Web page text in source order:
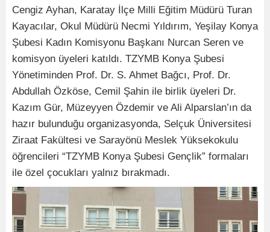
Cengiz Ayhan, Karatay İlçe Milli Eğitim Müdürü Turan
Kayacılar, Okul Müdürü Necmi Yıldırım, Yeşilay Konya
Şubesi Kadın Komisyonu Başkanı Nurcan Seren ve
komisyon üyeleri katıldı. TZYMB Konya Şubesi
Yönetiminden Prof. Dr. S. Ahmet Bağcı, Prof. Dr.
Abdullah Özköse, Cemil Şahin ile birlik üyeleri Dr.
Kazım Gür, Müzeyyen Özdemir ve Ali Alparslan’ın da
hazır bulunduğu organizasyonda, Selçuk Üniversitesi
Ziraat Fakültesi ve Sarayönü Meslek Yüksekokulu
öğrencileri “TZYMB Konya Şubesi Gençlik” formaları
ile özel çocukları yalnız bırakmadı.